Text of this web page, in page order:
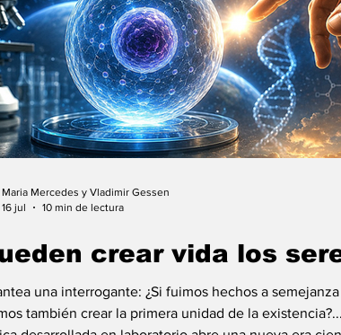
crear vida los
una interrogante: ¿Si fuimos hechos a
también crear la primera unidad de la
Maria Mercedes y Vladimir Gessen
16 jul
10 min de lectura